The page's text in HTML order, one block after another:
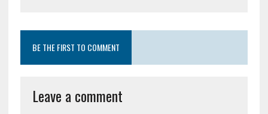
BE THE FIRST TO COMMENT
Leave a comment